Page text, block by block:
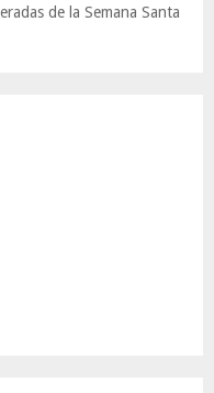
de la Semana Santa